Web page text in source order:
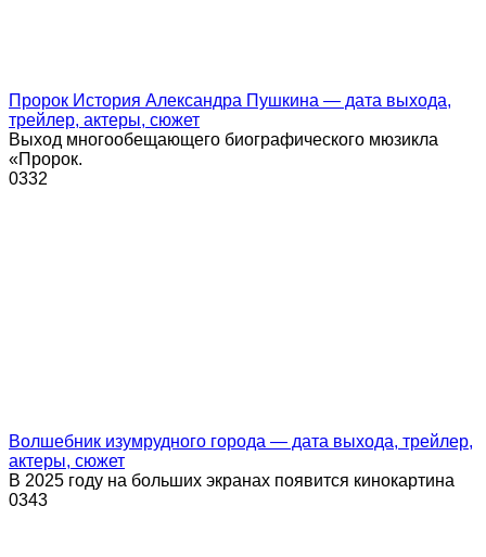
Пророк История Александра Пушкина — дата выхода,
трейлер, актеры, сюжет
Выход многообещающего биографического мюзикла
«Пророк.
0332
Волшебник изумрудного города — дата выхода, трейлер,
актеры, сюжет
В 2025 году на больших экранах появится кинокартина
0343